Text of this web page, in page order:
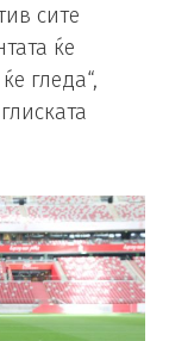
сите
ќе
гледа“,